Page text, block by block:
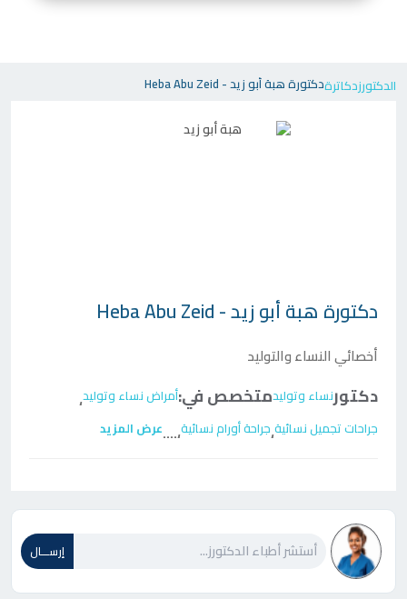
الدكتورزدكاترةدكتورة هبة أبو زيد - Heba Abu Zeid
دكتورة هبة أبو زيد - Heba Abu Zeid
أخصائي النساء والتوليد
دكتورنساء وتوليدمتخصص في:أمراض نساء وتوليد،
جراحات تجميل نسائية،جراحة أورام نسائية،....عرض المزيد
إرســـال